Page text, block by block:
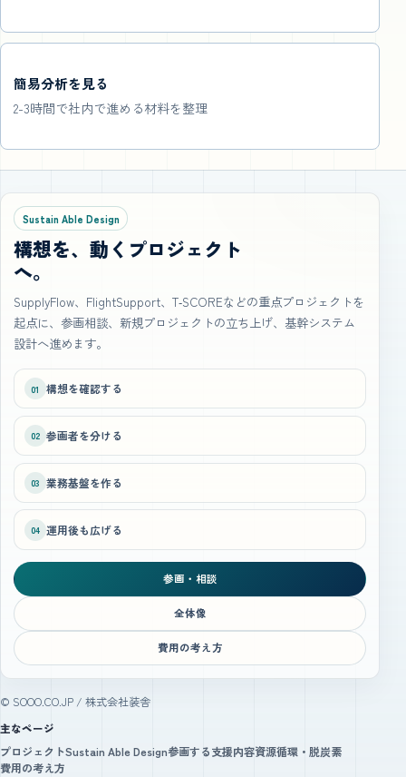
簡易分析を見る
2-3時間で社内で進める材料を整理
Sustain Able Design
構想を、動くプロジェクト
へ。
SupplyFlow、FlightSupport、T‑SCOREなどの重点プロジェクトを
起点に、参画相談、新規プロジェクトの立ち上げ、基幹システム
設計へ進めます。
01 構想を確認する
02 参画者を分ける
03 業務基盤を作る
04 運用後も広げる
参画・相談
全体像
費用の考え方
© SOOO.CO.JP / 株式会社装舎
主なページ
プロジェクトSustain Able Design参画する支援内容資源循環・脱炭素
費用の考え方